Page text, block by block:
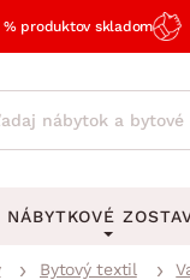
% produktov skladom
NÁBYTKOVÉ
Bytový textil